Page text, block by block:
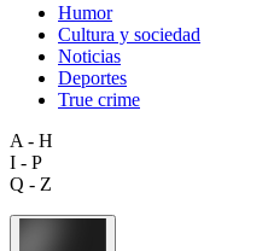
Humor
Cultura y sociedad
Noticias
Deportes
True crime
A - H
I - P
Q - Z